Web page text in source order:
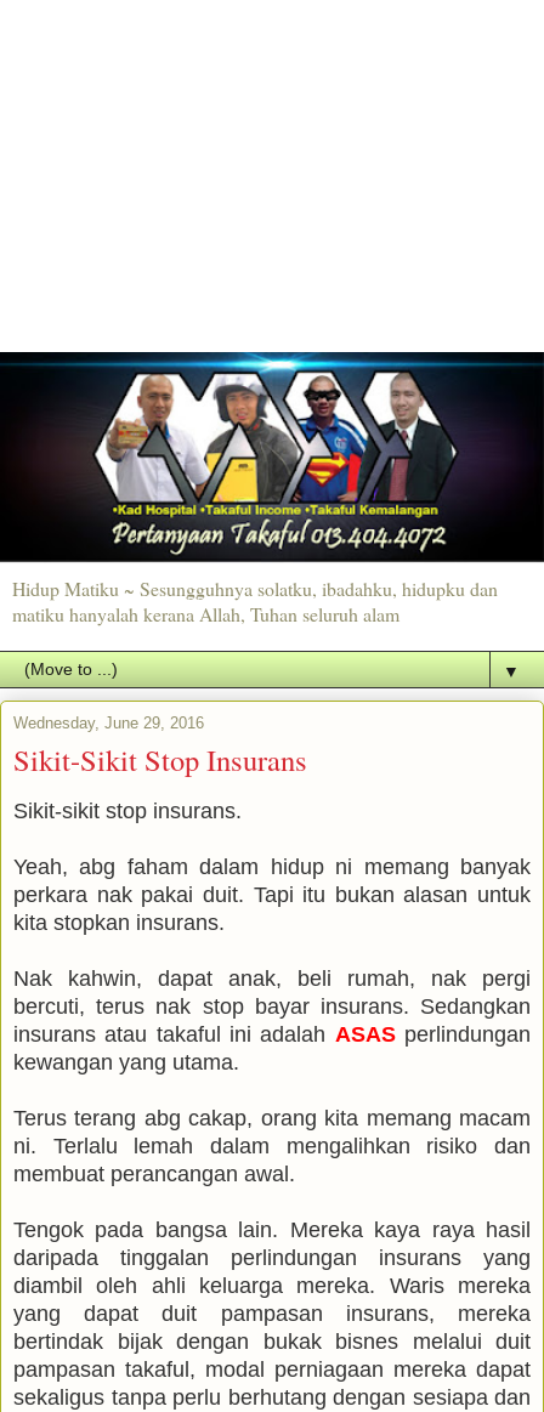
Hidup Matiku ~ Sesungguhnya solatku, ibadahku, hidupku dan
matiku hanyalah kerana Allah, Tuhan seluruh alam
▼
Wednesday, June 29, 2016
Sikit-Sikit Stop Insurans
Sikit-sikit stop insurans.
Yeah, abg faham dalam hidup ni memang banyak
perkara nak pakai duit. Tapi itu bukan alasan untuk
kita stopkan insurans.
Nak kahwin, dapat anak, beli rumah, nak pergi
bercuti, terus nak stop bayar insurans. Sedangkan
insurans atau takaful ini adalah ASAS perlindungan
kewangan yang utama.
Terus terang abg cakap, orang kita memang macam
ni. Terlalu lemah dalam mengalihkan risiko dan
membuat perancangan awal.
Tengok pada bangsa lain. Mereka kaya raya hasil
daripada tinggalan perlindungan insurans yang
diambil oleh ahli keluarga mereka. Waris mereka
yang dapat duit pampasan insurans, mereka
bertindak bijak dengan bukak bisnes melalui duit
pampasan takaful, modal perniagaan mereka dapat
sekaligus tanpa perlu berhutang dengan sesiapa dan